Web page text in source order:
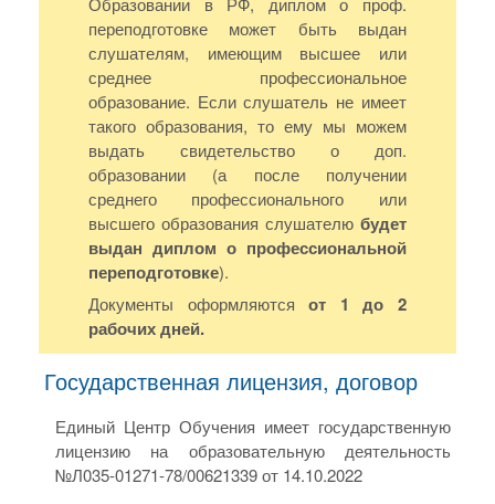
переподготовке может быть выдан
слушателям, имеющим высшее или
среднее профессиональное
образование. Если слушатель не имеет
такого образования, то ему мы можем
выдать свидетельство о доп.
образовании (а после получении
среднего профессионального или
высшего образования слушателю будет
выдан диплом о профессиональной
переподготовке).
Документы оформляютсяот 1 до 2
рабочих дней.
Государственная лицензия, договор
Единый Центр Обучения имеет государственную
лицензию на образовательную деятельность
№Л035-01271-78/00621339 от 14.10.2022